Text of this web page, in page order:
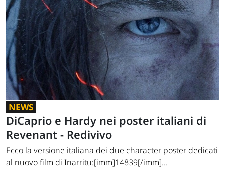
NEWS
DiCaprio e Hardy nei poster italiani di
Revenant - Redivivo
Ecco la versione italiana dei due character poster dedicati
al nuovo film di Inarritu:[imm]14839[/imm]...